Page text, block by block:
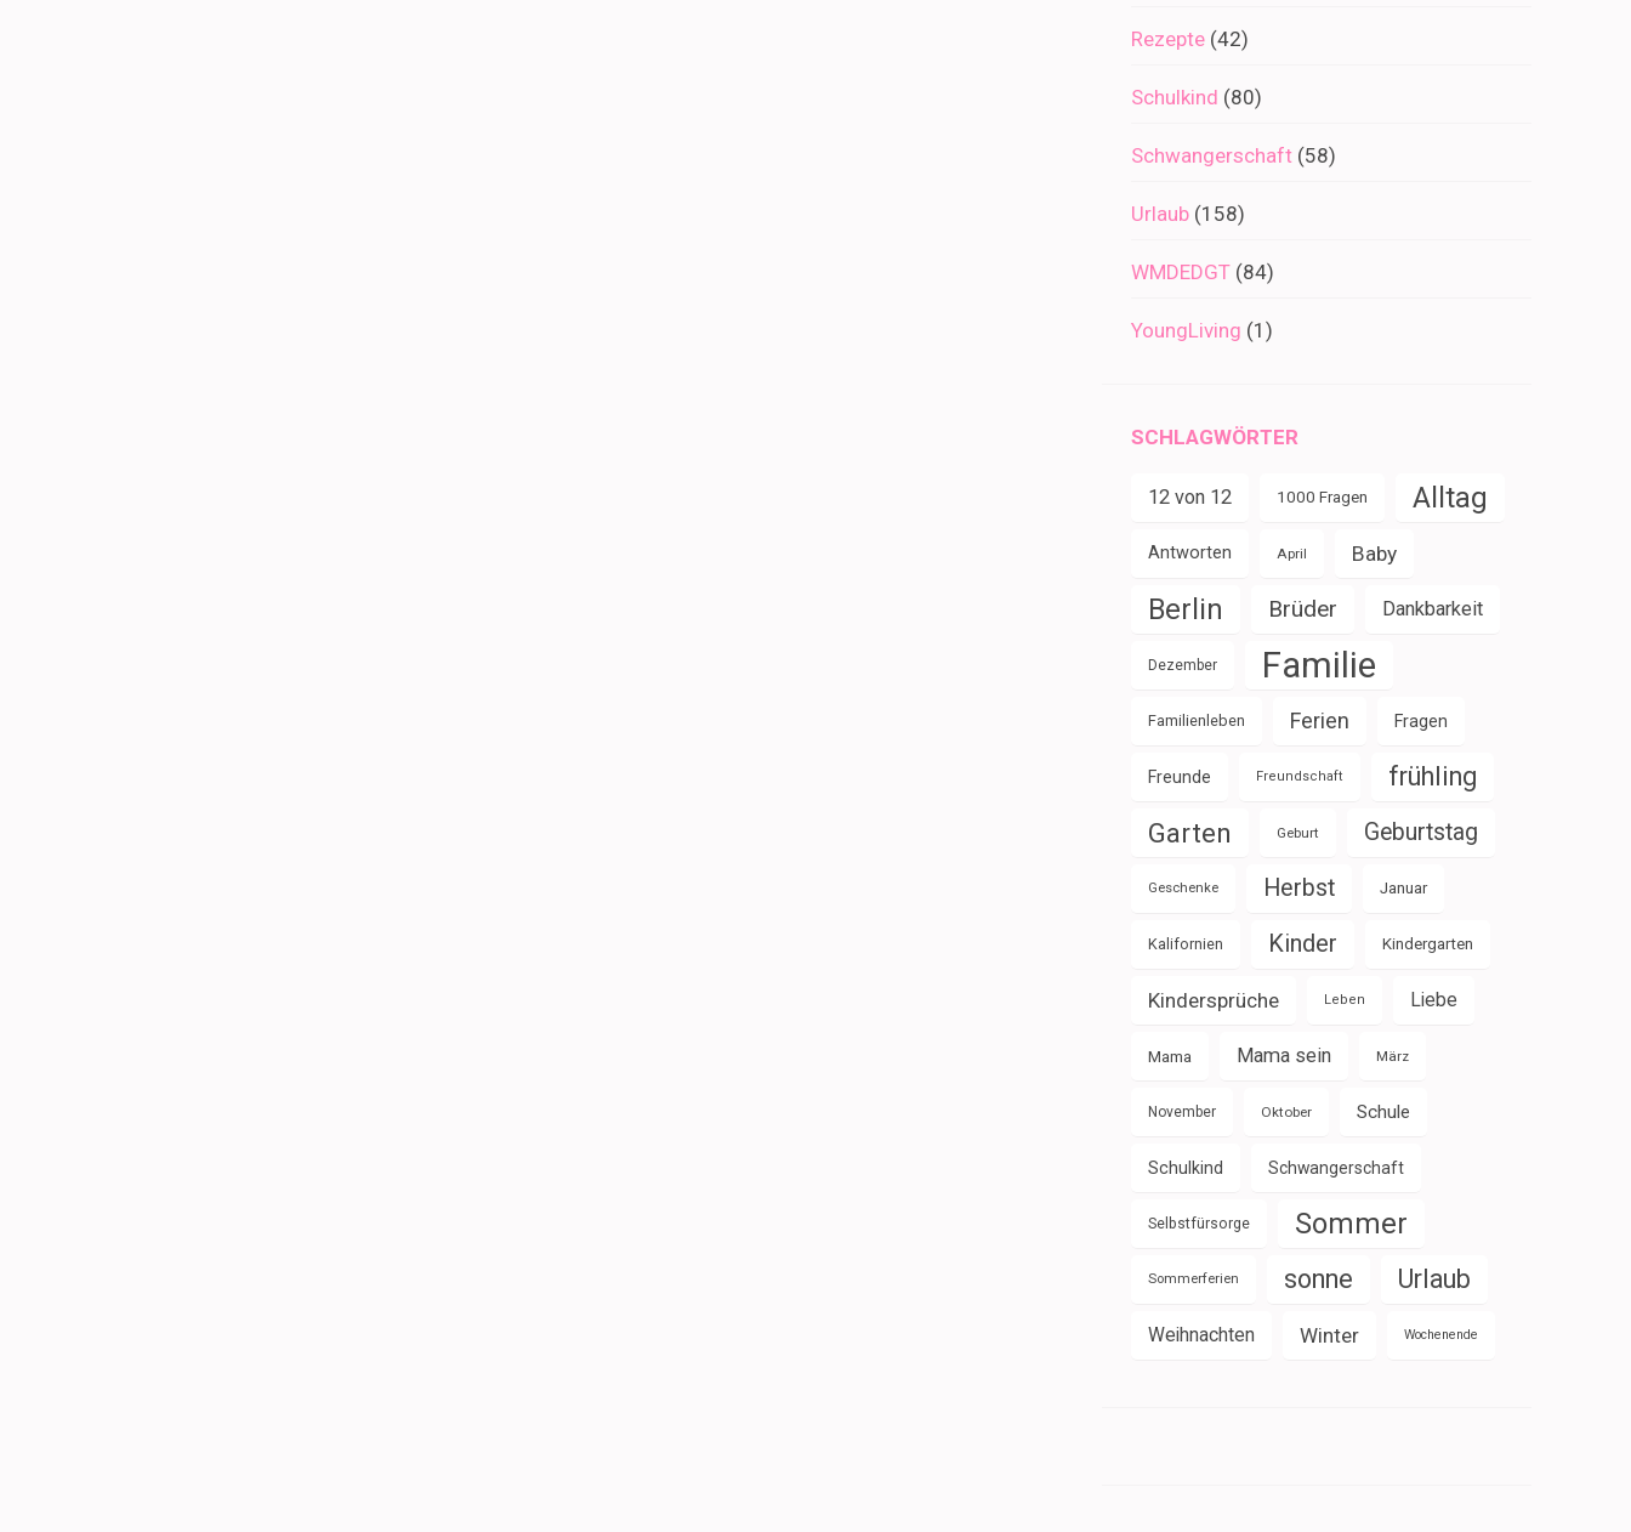
Rezepte (42)
Schulkind (80)
Schwangerschaft (58)
Urlaub (158)
WMDEDGT (84)
YoungLiving (1)
SCHLAGWÖRTER
12 von 12 1000 Fragen Alltag
Antworten April Baby
Berlin Brüder Dankbarkeit
Dezember Familie
Familienleben Ferien Fragen
Freunde Freundschaft frühling
Garten Geburt Geburtstag
Geschenke Herbst Januar
Kalifornien Kinder Kindergarten
Kindersprüche Leben Liebe
Mama Mama sein März
November Oktober Schule
Schulkind Schwangerschaft
Selbstfürsorge Sommer
Sommerferien sonne Urlaub
Weihnachten Winter Wochenende